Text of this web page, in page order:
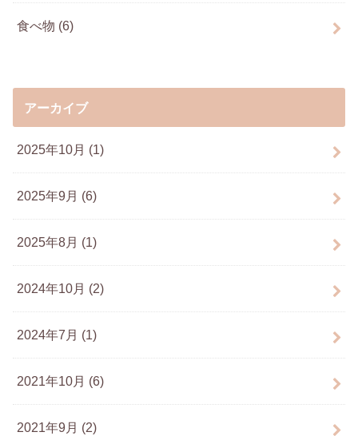
食べ物 (6)
アーカイブ
2025年10月 (1)
2025年9月 (6)
2025年8月 (1)
2024年10月 (2)
2024年7月 (1)
2021年10月 (6)
2021年9月 (2)